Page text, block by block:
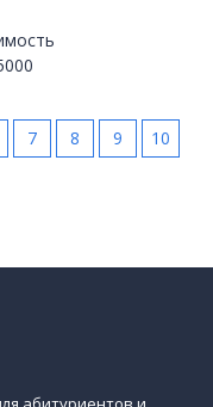
7 8 9
10